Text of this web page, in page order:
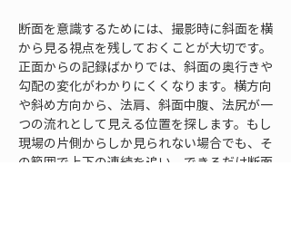
断面を意識するためには、撮影時に斜面を横
から見る視点を残しておくことが大切です。
正面からの記録ばかりでは、斜面の奥行きや
勾配の変化がわかりにくくなります。横方向
や斜め方向から、法肩、斜面中腹、法尻が一
つの流れとして見える位置を探します。もし
現場の片側からしか見られない場合でも、そ
の範囲で上下の連続を追い、できるだけ断面